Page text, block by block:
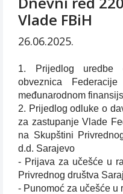
Vlade FBiH
26.06.2025.
1. Prijedlog uredbe
obveznica
međunarodnom
2. Prijedlog odluke o
za zastupanje Vlade
na Skupštini
d.d. Sarajevo
- Prijava za učešće u
Privrednog društva
- Punomoć za učešće u